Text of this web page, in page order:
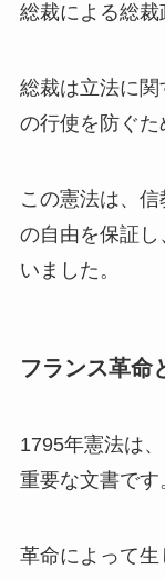
総裁による総裁
総裁は立法に
の行使を防ぐた
この憲法は、
の自由を保証
いました。
フランス革命
1795年憲法は
重要な文書です
革命によって